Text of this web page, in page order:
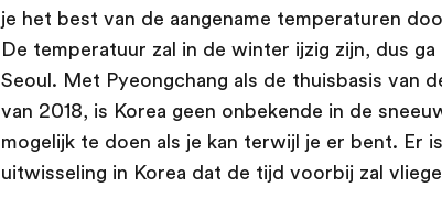
je het best van de aangename temperaturen
De temperatuur zal in de winter ijzig zijn, dus
Seoul. Met Pyeongchang als de thuisbasis van
van 2018, is Korea geen onbekende in de
mogelijk te doen als je kan terwijl je er bent. Er
uitwisseling in Korea dat de tijd voorbij zal